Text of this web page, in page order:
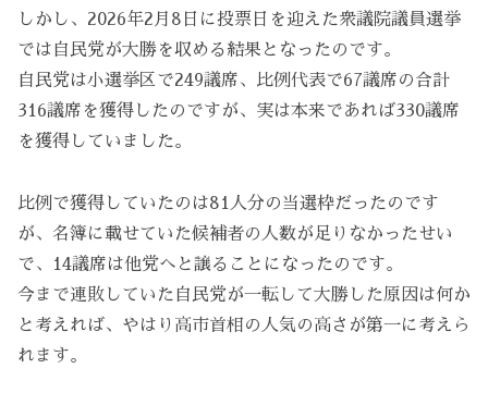
しかし、2026年2月8日に投票日を迎えた衆議院議員選挙
では自民党が大勝を収める結果となったのです。
自民党は小選挙区で249議席、比例代表で67議席の合計
316議席を獲得したのですが、実は本来であれば330議席
を獲得していました。
比例で獲得していたのは81人分の当選枠だったのです
が、名簿に載せていた候補者の人数が足りなかったせい
で、14議席は他党へと譲ることになったのです。
今まで連敗していた自民党が一転して大勝した原因は何か
と考えれば、やはり高市首相の人気の高さが第一に考えら
れます。